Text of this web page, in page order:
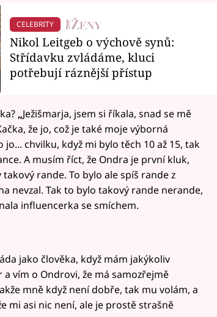
CELEBRITY
Nikol Leitgeb o výchově synů:
Střídavku zvládáme, kluci
potřebují ráznější přístup
„Ježišmarja, jsem si říkala, snad se mě
že jo, což je také moje výborná
chvilku, když mi bylo těch 10 až 15, tak
A musím říct, že Ondra je první kluk,
rande. To bylo ale spíš rande z
nevzal. Tak to bylo takový rande nerande,
influencerka se smíchem.
jako člověka, když mám jakýkoliv
vím o Ondrovi, že má samozřejmě
mně když není dobře, tak mu volám, a
mi asi nic není, ale je prostě strašně